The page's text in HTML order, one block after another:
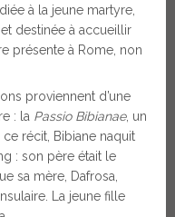
à la jeune martyre,
et destinée à accueillir
présente à Rome, non
proviennent d’une
: la Passio Bibianae, un
récit, Bibiane naquit
: son père était le
sa mère, Dafrosa,
La jeune fille